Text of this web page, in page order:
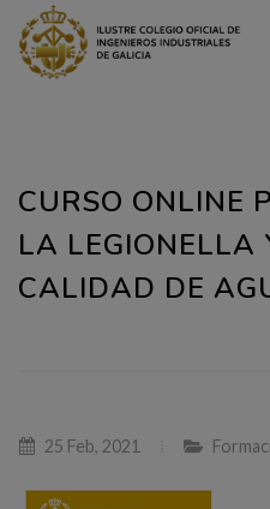
CURSO ONLINE
LA LEGIONELLA
CALIDAD DE
25 Feb, 2021